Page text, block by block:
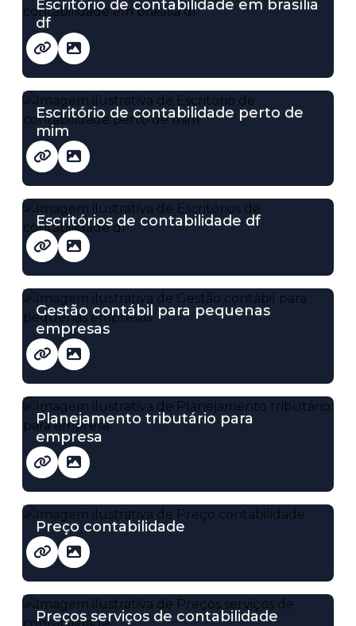
Escritório de contabilidade em brasília
df
Escritório de contabilidade perto de
mim
Escritórios de contabilidade df
Gestão contábil para pequenas
empresas
Planejamento tributário para
empresa
Preço contabilidade
Preços serviços de contabilidade